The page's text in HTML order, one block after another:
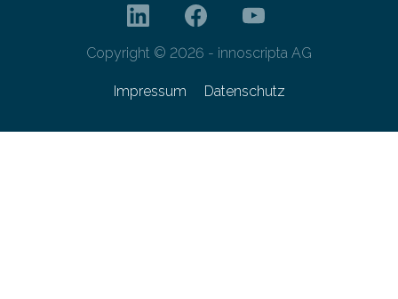
Copyright © 2026 - innoscripta AG
Impressum Datenschutz